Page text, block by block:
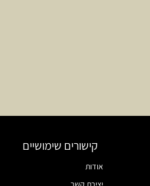
קישורים שימושיים
אודות